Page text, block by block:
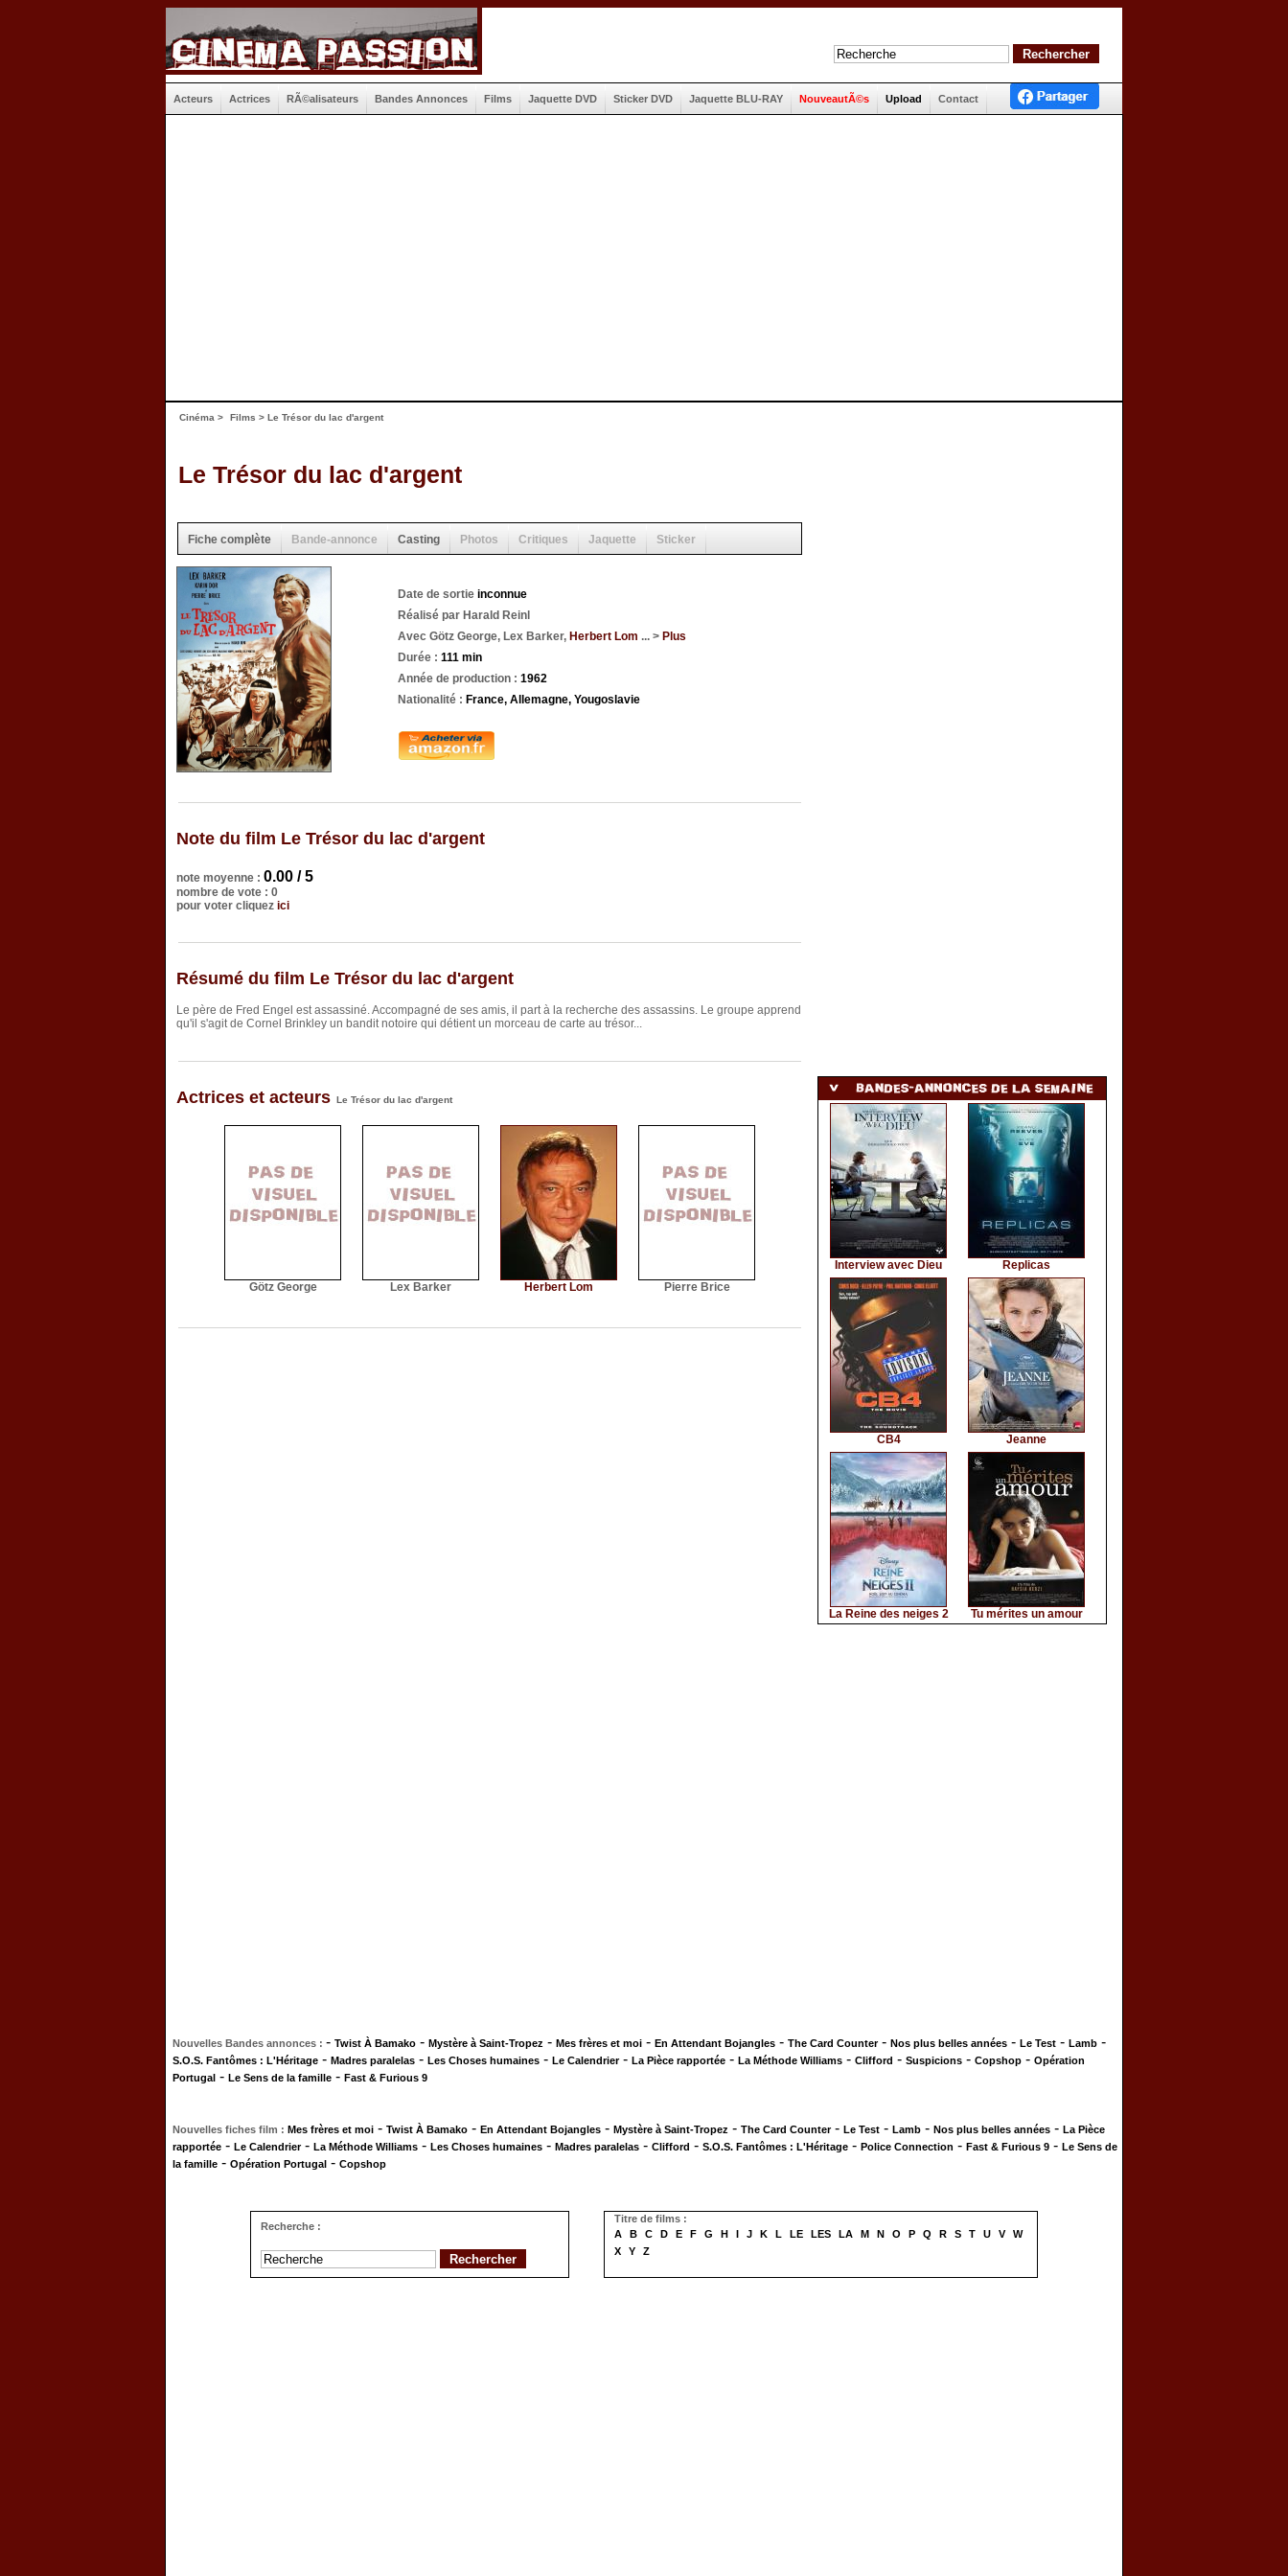
Acteurs Actrices RÃ©alisateurs Bandes Annonces Films Jaquette DVD Sticker DVD Jaquette BLU-RAY NouveautÃ©s Upload Contact
Cinéma > Films > Le Trésor du lac d'argent
Le Trésor du lac d'argent
Fiche complète Bande-annonce Casting Photos Critiques Jaquette Sticker
Date de sortie inconnue
Réalisé par Harald Reinl
Avec Götz George, Lex Barker, Herbert Lom ... > Plus
Durée : 111 min
Année de production : 1962
Nationalité : France, Allemagne, Yougoslavie
Note du film Le Trésor du lac d'argent
note moyenne : 0.00 / 5
nombre de vote : 0
pour voter cliquez ici
Résumé du film Le Trésor du lac d'argent
Le père de Fred Engel est assassiné. Accompagné de ses amis, il part à la recherche des assassins. Le groupe apprend
qu'il s'agit de Cornel Brinkley un bandit notoire qui détient un morceau de carte au trésor...
Actrices et acteurs Le Trésor du lac d'argent
Götz George Lex Barker Herbert Lom Pierre Brice
Interview avec Dieu Replicas
CB4 Jeanne
La Reine des neiges 2 Tu mérites un amour
Nouvelles Bandes annonces : - Twist À Bamako - Mystère à Saint-Tropez - Mes frères et moi - En Attendant Bojangles - The Card Counter- Nos plus belles années - Le Test - Lamb -
S.O.S. Fantômes : L'Héritage - Madres paralelas - Les Choses humaines - Le Calendrier- La Pièce rapportée - La Méthode Williams - Clifford - Suspicions - Copshop - Opération
Portugal - Le Sens de la famille - Fast & Furious 9
Nouvelles fiches film : Mes frères et moi - Twist À Bamako - En Attendant Bojangles - Mystère à Saint-Tropez - The Card Counter- Le Test - Lamb - Nos plus belles années - La Pièce
rapportée - Le Calendrier- La Méthode Williams - Les Choses humaines - Madres paralelas - Clifford - S.O.S. Fantômes : L'Héritage - Police Connection - Fast & Furious 9 - Le Sens de
la famille - Opération Portugal - Copshop
Recherche :
Titre de films :
A
B C D E F G H I J K L LE LES LA M N O P Q R S T U V
W
X
Y Z